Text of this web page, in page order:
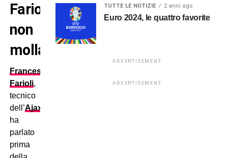
Farioli
non
molla
Francesco
Farioli,
tecnico
dell’Ajax
ha
parlato
prima
TUTTE LE NOTIZIE 2 anni ago
Euro 2024, le quattro favorite
ADVERTISEMENT
ADVERTISEMENT